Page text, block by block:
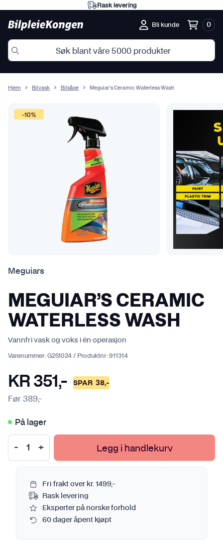
Rask levering
Bli kunde 0
Hjem Bilvask Bilsåpe Meguiar’s Ceramic Waterless Wash
-10%
Meguiars
MEGUIAR’S CERAMIC
WATERLESS WASH
Vannfri vask og voks i én operasjon
Varenummer: G251024 / Produktnr: 911314
KR 351 ,- SPAR 38,-
Før389,-
På lager
Legg i handlekurv
Fri frakt over kr. 1499,-
Rask levering
Eksperter på norske forhold
60 dager åpent kjøpt